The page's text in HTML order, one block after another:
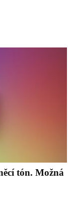
tón. Možná